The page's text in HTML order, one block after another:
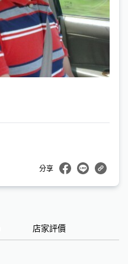
分享
店家評價